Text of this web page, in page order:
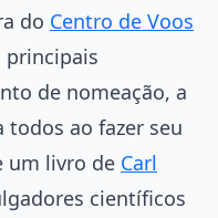
do Centro de Voos
principais
de nomeação, a
todos ao fazer seu
um livro de Carl
científicos